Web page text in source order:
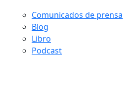
Comunicados de prensa
Blog
Libro
Podcast